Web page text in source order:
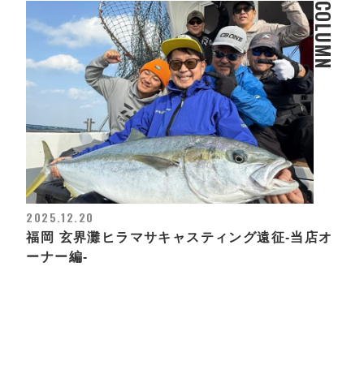
COLUMN
2025.12.20
福岡 玄界灘ヒラマサキャスティング遠征-当店オ
ーナー編-